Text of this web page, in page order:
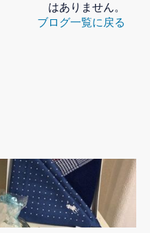
はありません。
ブログ一覧に戻る